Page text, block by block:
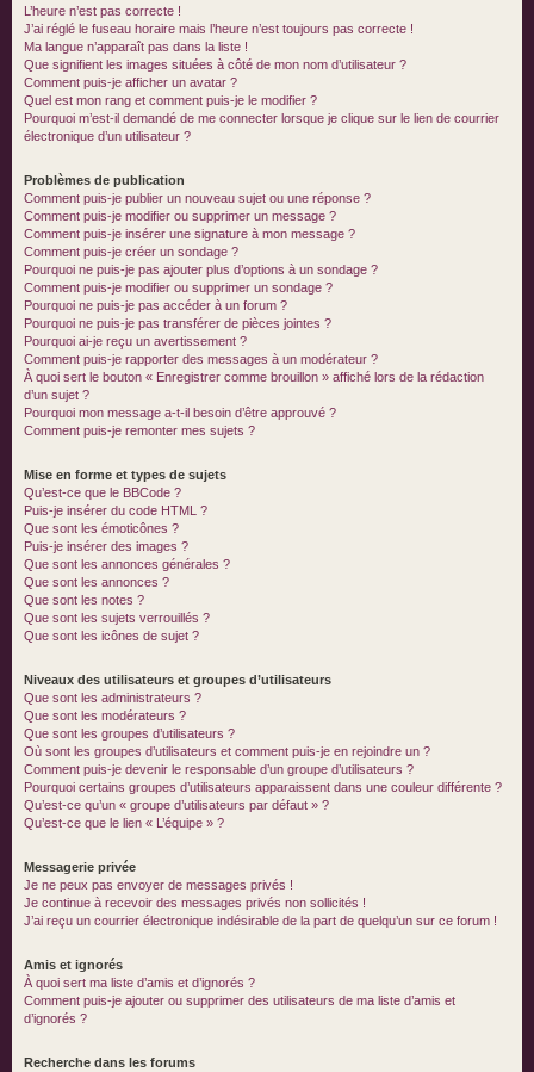
L’heure n’est pas correcte !
J’ai réglé le fuseau horaire mais l’heure n’est toujours pas correcte !
Ma langue n’apparaît pas dans la liste !
Que signifient les images situées à côté de mon nom d’utilisateur ?
Comment puis-je afficher un avatar ?
Quel est mon rang et comment puis-je le modifier ?
Pourquoi m’est-il demandé de me connecter lorsque je clique sur le lien de courrier
électronique d’un utilisateur ?
Problèmes de publication
Comment puis-je publier un nouveau sujet ou une réponse ?
Comment puis-je modifier ou supprimer un message ?
Comment puis-je insérer une signature à mon message ?
Comment puis-je créer un sondage ?
Pourquoi ne puis-je pas ajouter plus d’options à un sondage ?
Comment puis-je modifier ou supprimer un sondage ?
Pourquoi ne puis-je pas accéder à un forum ?
Pourquoi ne puis-je pas transférer de pièces jointes ?
Pourquoi ai-je reçu un avertissement ?
Comment puis-je rapporter des messages à un modérateur ?
À quoi sert le bouton « Enregistrer comme brouillon » affiché lors de la rédaction
d’un sujet ?
Pourquoi mon message a-t-il besoin d’être approuvé ?
Comment puis-je remonter mes sujets ?
Mise en forme et types de sujets
Qu’est-ce que le BBCode ?
Puis-je insérer du code HTML ?
Que sont les émoticônes ?
Puis-je insérer des images ?
Que sont les annonces générales ?
Que sont les annonces ?
Que sont les notes ?
Que sont les sujets verrouillés ?
Que sont les icônes de sujet ?
Niveaux des utilisateurs et groupes d’utilisateurs
Que sont les administrateurs ?
Que sont les modérateurs ?
Que sont les groupes d’utilisateurs ?
Où sont les groupes d’utilisateurs et comment puis-je en rejoindre un ?
Comment puis-je devenir le responsable d’un groupe d’utilisateurs ?
Pourquoi certains groupes d’utilisateurs apparaissent dans une couleur différente ?
Qu’est-ce qu’un « groupe d’utilisateurs par défaut » ?
Qu’est-ce que le lien « L’équipe » ?
Messagerie privée
Je ne peux pas envoyer de messages privés !
Je continue à recevoir des messages privés non sollicités !
J’ai reçu un courrier électronique indésirable de la part de quelqu’un sur ce forum !
Amis et ignorés
À quoi sert ma liste d’amis et d’ignorés ?
Comment puis-je ajouter ou supprimer des utilisateurs de ma liste d’amis et
d’ignorés ?
Recherche dans les forums